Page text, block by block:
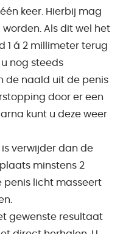
keer. Hierbij mag
Als dit wel het
1 á 2 millimeter terug
nog steeds
de naald uit de penis
door er een
kunt u deze weer
verwijder dan de
minstens 2
penis licht masseert
gewenste resultaat